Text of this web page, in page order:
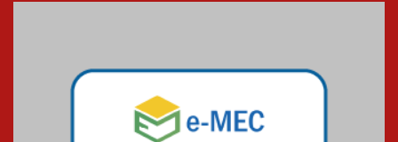
04.08.2026
Como o Colégio Mackenzie